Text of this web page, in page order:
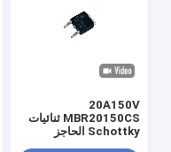
20A150V
MBR20150CS ثنائيات
Schottky الحاجز